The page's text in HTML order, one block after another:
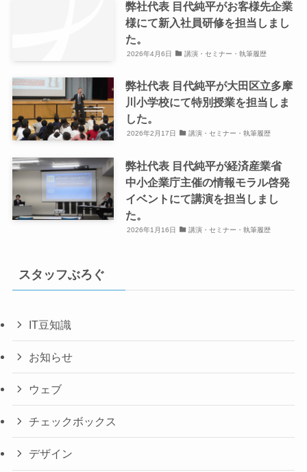
弊社代表 目代純平がお客様先企業
様にて新入社員研修を担当しまし
た。
2026年4月6日 講演・セミナー・執筆履歴
弊社代表 目代純平が大田区立多摩
川小学校にて特別授業を担当しま
した。
2026年2月17日 講演・セミナー・執筆履歴
弊社代表 目代純平が経済産業省
中小企業庁主催の情報モラル啓発
イベントにて講演を担当しまし
た。
2026年1月16日 講演・セミナー・執筆履歴
スタッフぶろぐ
IT豆知識
お知らせ
ウェブ
チェックボックス
デザイン